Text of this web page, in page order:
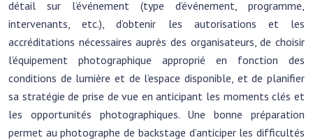
détail sur l’événement (type d’événement, programme,
intervenants, etc.), d’obtenir les autorisations et les
accréditations nécessaires auprès des organisateurs, de choisir
l’équipement photographique approprié en fonction des
conditions de lumière et de l’espace disponible, et de planifier
sa stratégie de prise de vue en anticipant les moments clés et
les opportunités photographiques. Une bonne préparation
permet au photographe de backstage d’anticiper les difficultés